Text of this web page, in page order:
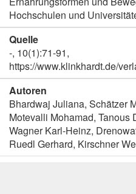
Hochschulen und
Quelle
-, 10(1):71-91,
https://www.klinkhardt.de/
Autoren
Bhardwaj Juliana, Schätzer
Motevalli Mohamad, Tanous
Wagner Karl-Heinz,
Ruedl Gerhard, Kirschner